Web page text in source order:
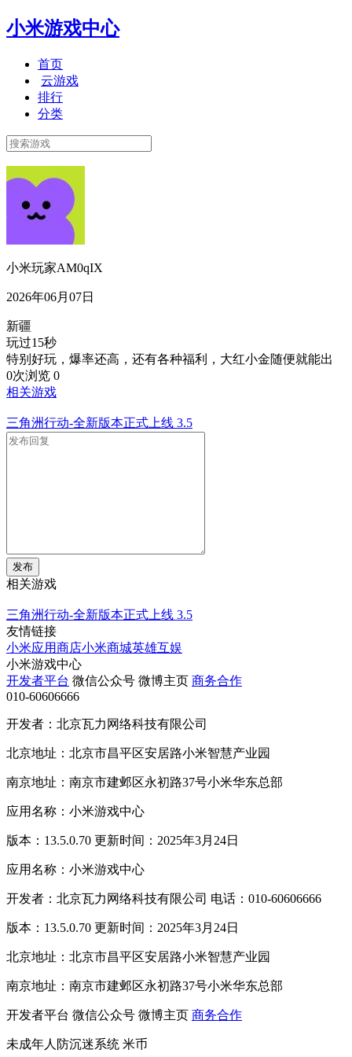
小米游戏中心
首页
云游戏
排行
分类
小米玩家AM0qIX
2026年06月07日
新疆
玩过15秒
特别好玩，爆率还高，还有各种福利，大红小金随便就能出
0次浏览 0
相关游戏
三角洲行动-全新版本正式上线 3.5
发布
相关游戏
三角洲行动-全新版本正式上线 3.5
友情链接
小米应用商店小米商城英雄互娱
小米游戏中心
开发者平台 微信公众号 微博主页 商务合作
010-60606666
开发者：北京瓦力网络科技有限公司
北京地址：北京市昌平区安居路小米智慧产业园
南京地址：南京市建邺区永初路37号小米华东总部
应用名称：小米游戏中心
版本：13.5.0.70 更新时间：2025年3月24日
应用名称：小米游戏中心
开发者：北京瓦力网络科技有限公司 电话：010-60606666
版本：13.5.0.70 更新时间：2025年3月24日
北京地址：北京市昌平区安居路小米智慧产业园
南京地址：南京市建邺区永初路37号小米华东总部
开发者平台 微信公众号 微博主页 商务合作
未成年人防沉迷系统 米币